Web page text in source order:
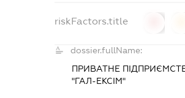
riskFactors.title
dossier.fullName:
ПРИВАТНЕ
"ГАЛ-ЕКСІМ"